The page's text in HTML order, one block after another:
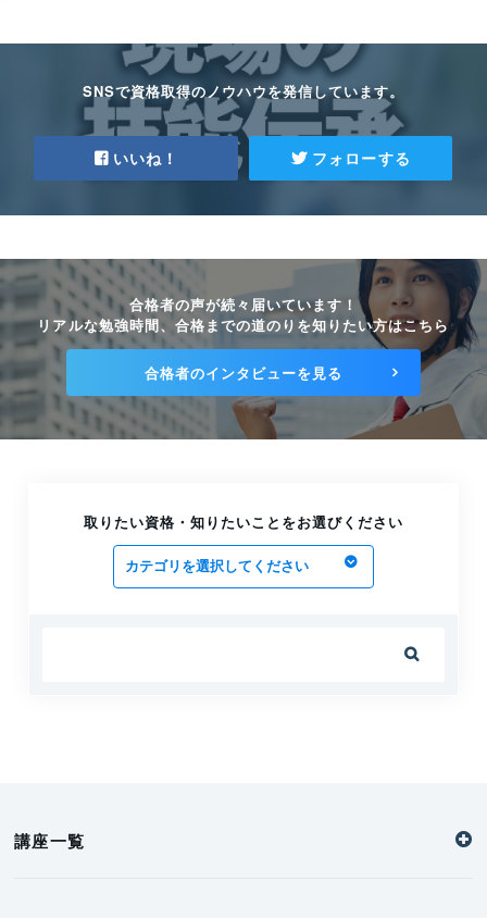
SNSで資格取得のノウハウを発信しています。
いいね！ フォローする
合格者の声が続々届いています！
リアルな勉強時間、合格までの道のりを知りたい方はこちら
合格者のインタビューを見る
取りたい資格・知りたいことをお選びください

講座一覧